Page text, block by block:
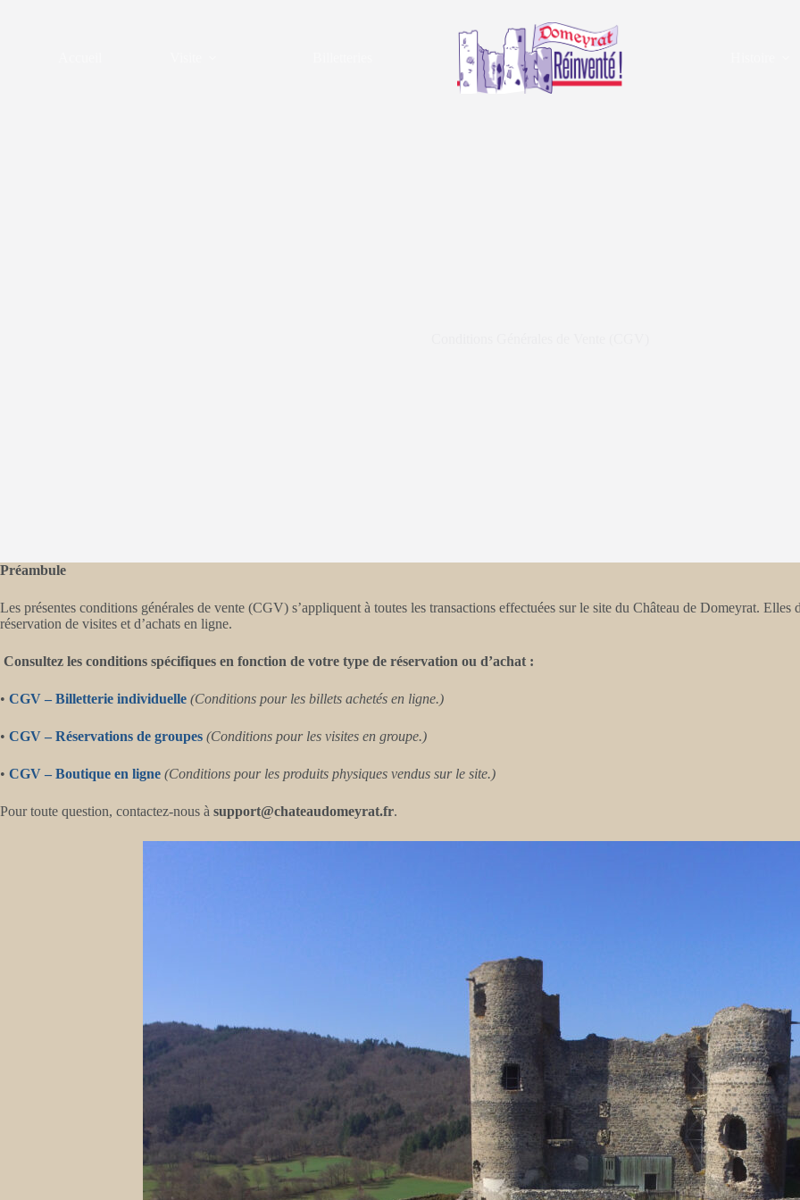
Préambule
Les présentes conditions générales de vente (CGV) s’appliquent à toutes les transactions effectuées sur le site du Château de Domeyrat.
réservation de visites et d’achats en ligne.
Consultez les conditions spécifiques en fonction de votre type de réservation ou d’achat :
• CGV – Billetterie individuelle (Conditions pour les billets achetés en ligne.)
• CGV – Réservations de groupes (Conditions pour les visites en groupe.)
• CGV – Boutique en ligne (Conditions pour les produits physiques vendus sur le site.)
Pour toute question, contactez-nous à support@chateaudomeyrat.fr.